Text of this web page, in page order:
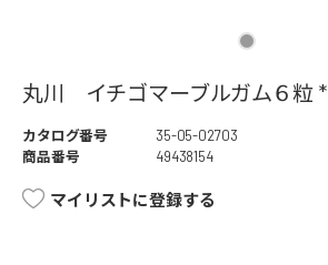
丸川 イチゴマーブルガム６粒 *
カタログ番号
35-05-02703
商品番号
49438154
マイリストに登録する